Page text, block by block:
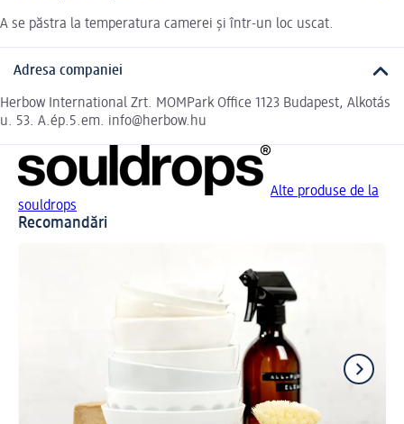
A se păstra la temperatura camerei și într-un loc uscat.
Adresa companiei
Herbow International Zrt. MOMPark Office 1123 Budapest, Alkotás
u. 53. A.ép.5.em. info@herbow.hu
Alte produse de la
souldrops
Recomandări